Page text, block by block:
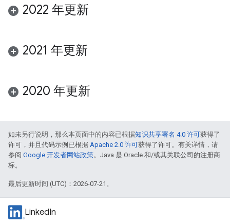
2022 年更新
2021 年更新
2020 年更新
如未另行说明，那么本页面中的内容已根据知识共享署名 4.0 许可获得了
许可，并且代码示例已根据 Apache 2.0 许可获得了许可。有关详情，请
参阅 Google 开发者网站政策。Java 是 Oracle 和/或其关联公司的注册商
标。
最后更新时间 (UTC)：2026-07-21。
LinkedIn